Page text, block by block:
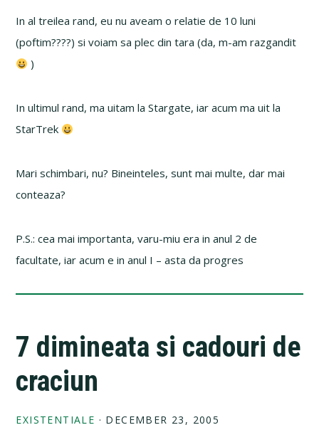
In al treilea rand, eu nu aveam o relatie de 10 luni
(poftim????) si voiam sa plec din tara (da, m-am razgandit
)
In ultimul rand, ma uitam la Stargate, iar acum ma uit la
StarTrek
Mari schimbari, nu? Bineinteles, sunt mai multe, dar mai
conteaza?
P.S.: cea mai importanta, varu-miu era in anul 2 de
facultate, iar acum e in anul I – asta da progres
7 dimineata si cadouri de
craciun
EXISTENTIALE · DECEMBER 23, 2005